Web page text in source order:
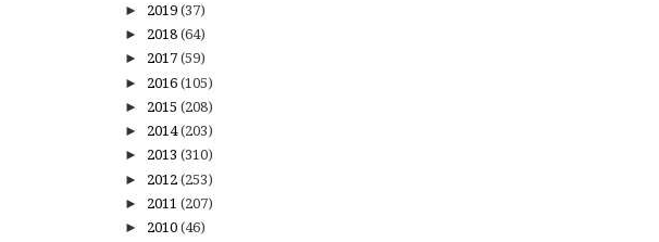
► 2019 (37)
► 2018 (64)
► 2017 (59)
► 2016 (105)
► 2015 (208)
► 2014(203)
► 2013 (310)
► 2012 (253)
► 2011 (207)
► 2010 (46)